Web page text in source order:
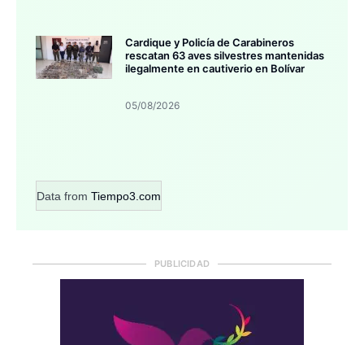
Cardique y Policía de Carabineros
rescatan 63 aves silvestres mantenidas
ilegalmente en cautiverio en Bolívar
05/08/2026
Data from Tiempo3.com
PUBLICIDAD